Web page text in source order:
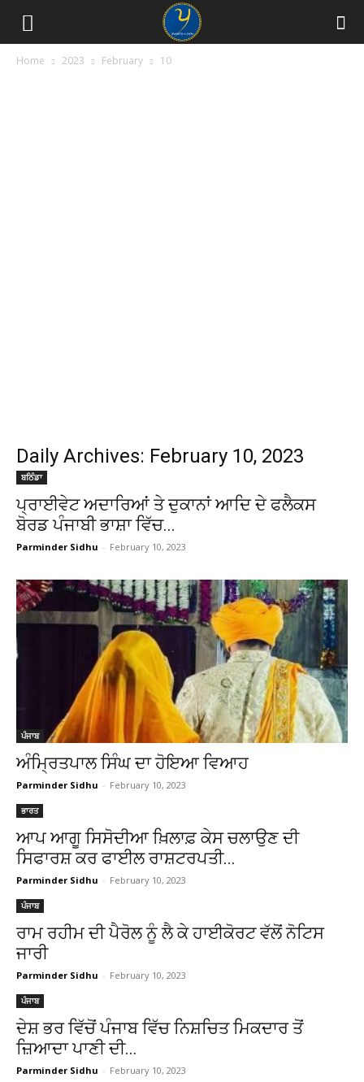
Home 2023 February 10
Daily Archives: February 10, 2023
ਬਠਿੰਡਾ
ਪ੍ਰਾਈਵੇਟ ਅਦਾਰਿਆਂ ਤੇ ਦੁਕਾਨਾਂ ਆਦਿ ਦੇ ਫਲੈਕਸ
ਬੋਰਡ ਪੰਜਾਬੀ ਭਾਸ਼ਾ ਵਿੱਚ...
Parminder Sidhu - February 10, 2023
ਪੰਜਾਬ
ਅੰਮ੍ਰਿਤਪਾਲ ਸਿੰਘ ਦਾ ਹੋਇਆ ਵਿਆਹ
Parminder Sidhu - February 10, 2023
ਭਾਰਤ
ਆਪ ਆਗੂ ਸਿਸੋਦੀਆ ਖ਼ਿਲਾਫ਼ ਕੇਸ ਚਲਾਉਣ ਦੀ
ਸਿਫਾਰਸ਼ ਕਰ ਫਾਈਲ ਰਾਸ਼ਟਰਪਤੀ...
Parminder Sidhu - February 10, 2023
ਪੰਜਾਬ
ਰਾਮ ਰਹੀਮ ਦੀ ਪੈਰੋਲ ਨੂੰ ਲੈ ਕੇ ਹਾਈਕੋਰਟ ਵੱਲੋਂ ਨੋਟਿਸ
ਜਾਰੀ
Parminder Sidhu - February 10, 2023
ਪੰਜਾਬ
ਦੇਸ਼ ਭਰ ਵਿੱਚੋਂ ਪੰਜਾਬ ਵਿੱਚ ਨਿਸ਼ਚਿਤ ਮਿਕਦਾਰ ਤੋਂ
ਜ਼ਿਆਦਾ ਪਾਣੀ ਦੀ...
Parminder Sidhu - February 10, 2023